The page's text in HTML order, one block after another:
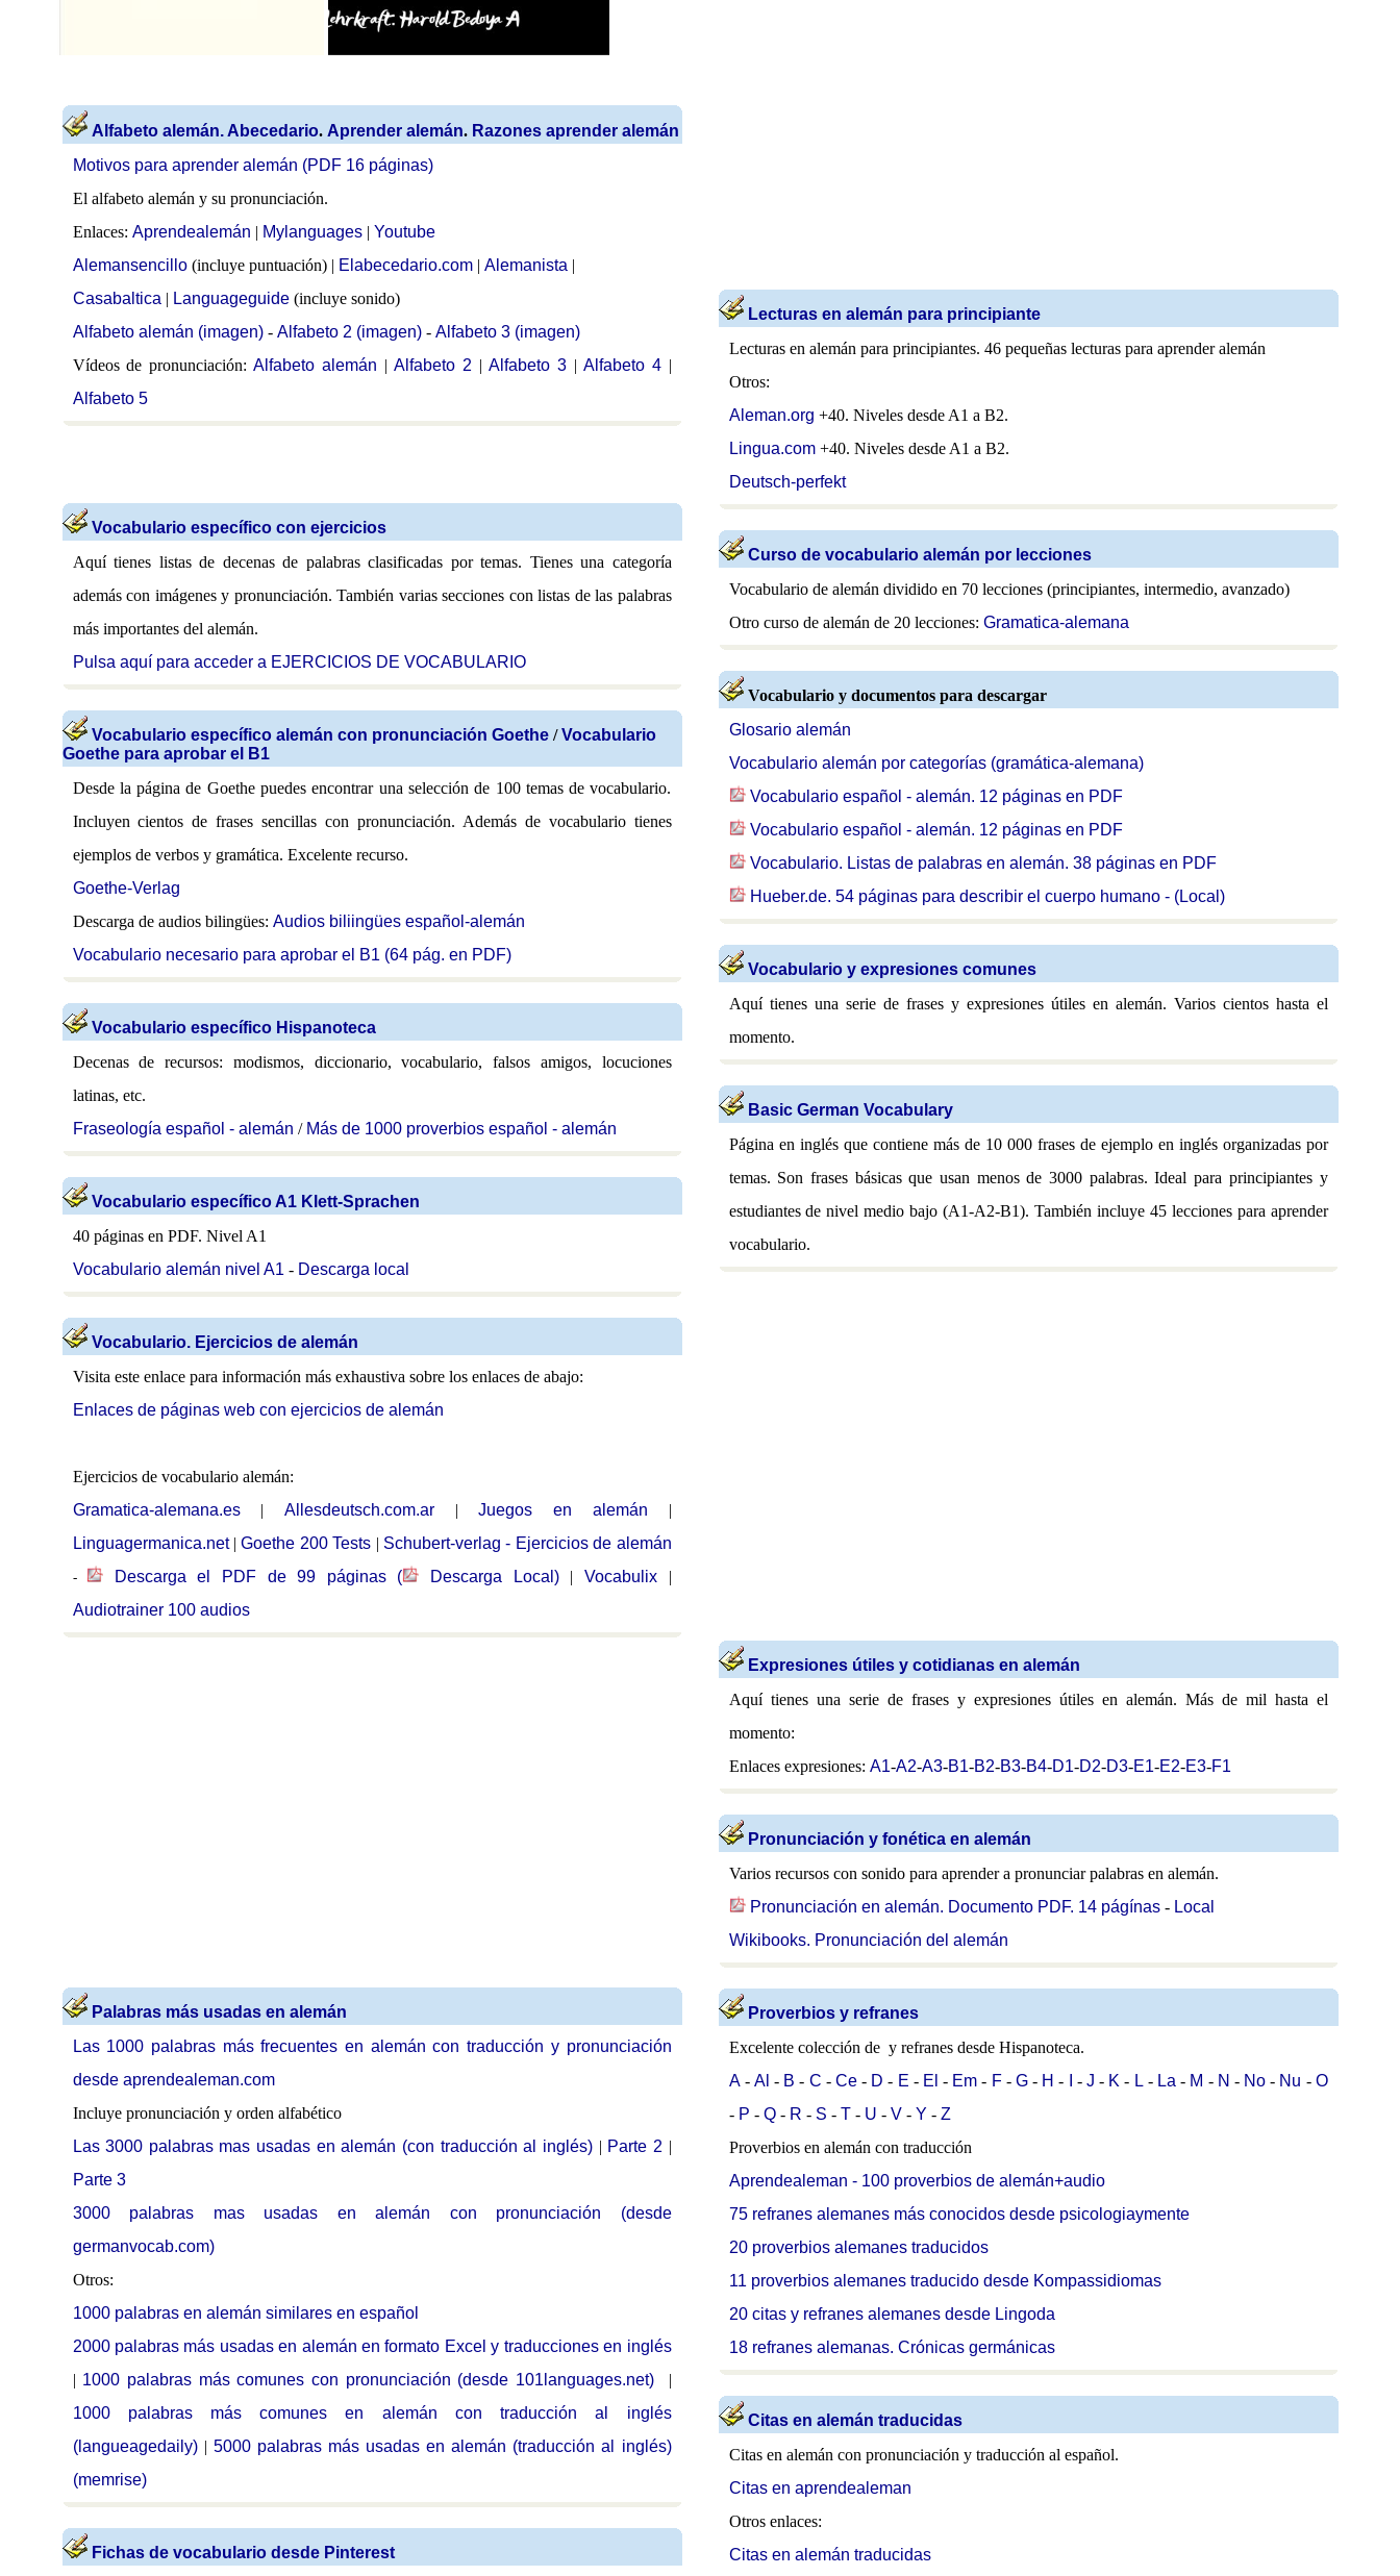
Alfabeto alemán. Abecedario. Aprender alemán. Razones aprender alemán
Motivos para aprender alemán (PDF 16 páginas)
El alfabeto alemán y su pronunciación.
Enlaces: Aprendealemán | Mylanguages| Youtube
Alemansencillo(incluye puntuación) | Elabecedario.com| Alemanista |
Casabaltica | Languageguide(incluye sonido)
Alfabeto alemán (imagen)- Alfabeto 2 (imagen)- Alfabeto 3 (imagen)
Vídeos de pronunciación:Alfabeto alemán |Alfabeto 2 |Alfabeto 3 |Alfabeto 4|
Alfabeto 5
Vocabulario específico con ejercicios
Aquí tienes listas de decenas de palabras clasificadas por temas. Tienes una categoría
además con imágenes y pronunciación. También varias secciones con listas de las palabras
más importantes del alemán.
Pulsa aquí para acceder a EJERCICIOS DE VOCABULARIO
Vocabulario específico alemán con pronunciación Goethe/Vocabulario
Goethe para aprobar el B1
Desde la página de Goethe puedes encontrar una selección de 100 temas de vocabulario.
Incluyen cientos de frases sencillas con pronunciación. Además de vocabulario tienes
ejemplos de verbos y gramática. Excelente recurso.
Goethe-Verlag
Descarga de audios bilingües: Audios biliingües español-alemán
Vocabulario necesario para aprobar el B1 (64 pág. en PDF)
Vocabulario específico Hispanoteca
Decenas de recursos: modismos, diccionario, vocabulario, falsos amigos, locuciones
latinas, etc.
Fraseología español - alemán / Más de 1000 proverbios español - alemán
Vocabulario específico A1 Klett-Sprachen
40 páginas en PDF. Nivel A1
Vocabulario alemán nivel A1 - Descarga local
Vocabulario. Ejercicios de alemán
Visita este enlace para información más exhaustiva sobre los enlaces de abajo:
Enlaces de páginas web con ejercicios de alemán
Ejercicios de vocabulario alemán:
Gramatica-alemana.es| Allesdeutsch.com.ar|Juegos en alemán |
Linguagermanica.net|Goethe 200 Tests | Schubert-verlag - Ejercicios de alemán
- Descarga el PDF de 99 páginas ( Descarga Local)| Vocabulix|
Audiotrainer 100 audios
Palabras más usadas en alemán
Las 1000 palabras más frecuentes en alemán con traducción y pronunciación
desde aprendealeman.com
Incluye pronunciación y orden alfabético
Las 3000 palabras mas usadas en alemán (con traducción al inglés)| Parte 2 |
Parte 3
3000 palabras mas usadas en alemán con pronunciación (desde
germanvocab.com)
Otros:
1000 palabras en alemán similares en español
2000 palabras más usadas en alemán en formato Excel y traducciones en inglés
| 1000 palabras más comunes con pronunciación (desde 101languages.net) |
1000 palabras más comunes en alemán con traducción al inglés
(langueagedaily)| 5000 palabras más usadas en alemán (traducción al inglés)
(memrise)
Fichas de vocabulario desde Pinterest
Lecturas en alemán para principiante
Lecturas en alemán para principiantes. 46 pequeñas lecturas para aprender alemán
Otros:
Aleman.org +40. Niveles desde A1 a B2.
Lingua.com+40. Niveles desde A1 a B2.
Deutsch-perfekt
Curso de vocabulario alemán por lecciones
Vocabulario de alemán dividido en 70 lecciones (principiantes, intermedio, avanzado)
Otro curso de alemán de 20 lecciones: Gramatica-alemana
Vocabulario y documentos para descargar
Glosario alemán
Vocabulario alemán por categorías (gramática-alemana)
Vocabulario español - alemán. 12 páginas en PDF
Vocabulario español - alemán. 12 páginas en PDF
Vocabulario. Listas de palabras en alemán. 38 páginas en PDF
Hueber.de. 54 páginas para describir el cuerpo humano - (Local)
Vocabulario y expresiones comunes
Aquí tienes una serie de frases y expresiones útiles en alemán. Varios cientos hasta el
momento.
Basic German Vocabulary
Página en inglés que contiene más de 10 000 frases de ejemplo en inglés organizadas por
temas. Son frases básicas que usan menos de 3000 palabras. Ideal para principiantes y
estudiantes de nivel medio bajo (A1-A2-B1). También incluye 45 lecciones para aprender
vocabulario.
Expresiones útiles y cotidianas en alemán
Aquí tienes una serie de frases y expresiones útiles en alemán. Más de mil hasta el
momento:
Enlaces expresiones: A1-A2-A3-B1-B2-B3-B4-D1-D2-D3-E1-E2-E3-F1
Pronunciación y fonética en alemán
Varios recursos con sonido para aprender a pronunciar palabras en alemán.
Pronunciación en alemán. Documento PDF. 14 págínas- Local
Wikibooks. Pronunciación del alemán
Proverbios y refranes
Excelente colección de y refranes desde Hispanoteca.
A- Al - B - C - Ce- D - E - El - Em - F- G- H - - J - K - L - La - M - N - No - Nu - O
- P - Q- R - S - T- U - V- Y - Z
Proverbios en alemán con traducción
Aprendealeman - 100 proverbios de alemán+audio
75 refranes alemanes más conocidos desde psicologiaymente
20 proverbios alemanes traducidos
11 proverbios alemanes traducido desde Kompassidiomas
20 citas y refranes alemanes desde Lingoda
18 refranes alemanas. Crónicas germánicas
Citas en alemán traducidas
Citas en alemán con pronunciación y traducción al español.
Citas en aprendealeman
Otros enlaces:
Citas en alemán traducidas